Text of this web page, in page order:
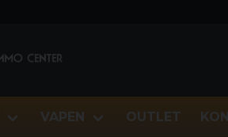
VAPEN OUTLET